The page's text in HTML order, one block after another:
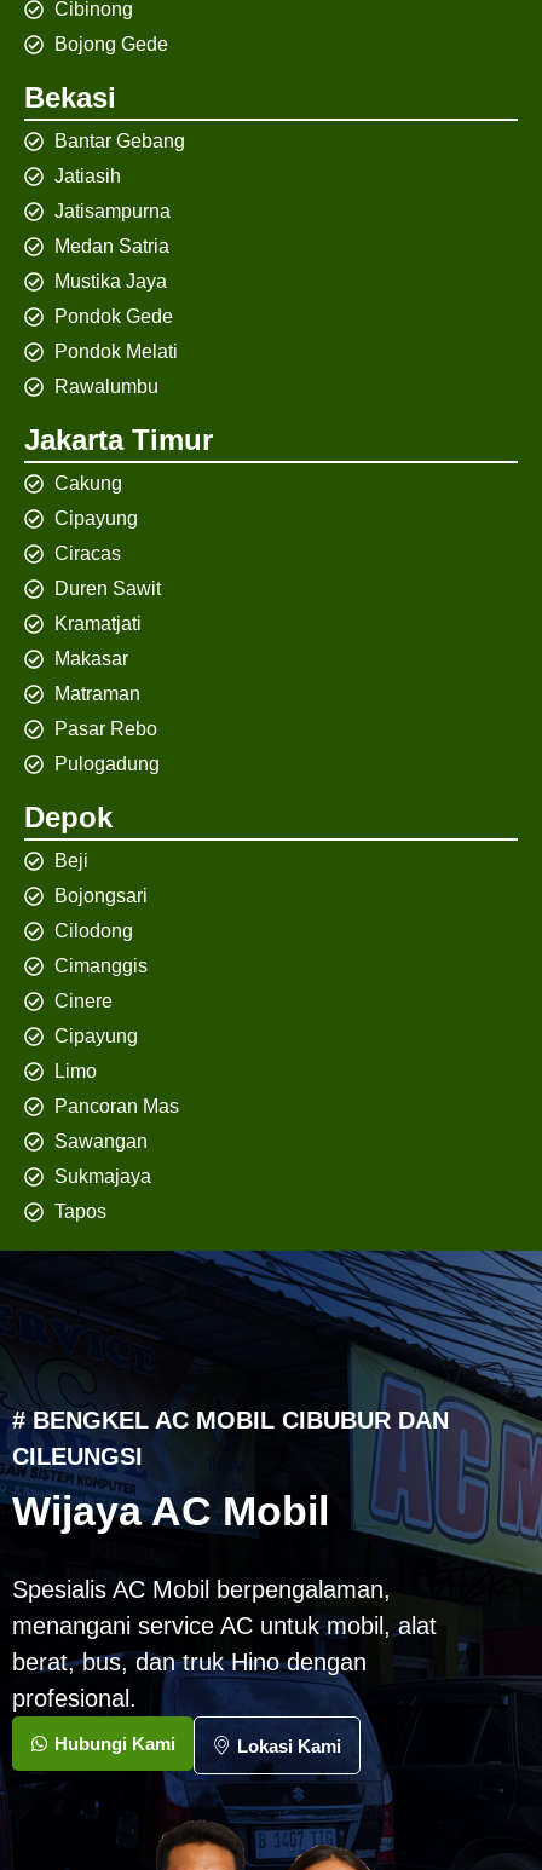
Cibinong
Bojong Gede
Bekasi
Bantar Gebang
Jatiasih
Jatisampurna
Medan Satria
Mustika Jaya
Pondok Gede
Pondok Melati
Rawalumbu
Jakarta Timur
Cakung
Cipayung
Ciracas
Duren Sawit
Kramatjati
Makasar
Matraman
Pasar Rebo
Pulogadung
Depok
Beji
Bojongsari
Cilodong
Cimanggis
Cinere
Cipayung
Limo
Pancoran Mas
Sawangan
Sukmajaya
Tapos
# BENGKEL AC MOBIL CIBUBUR DAN
CILEUNGSI
Wijaya AC Mobil
Spesialis AC Mobil berpengalaman,
menangani service AC untuk mobil, alat
berat, bus, dan truk Hino dengan
profesional.
Hubungi Kami Lokasi Kami